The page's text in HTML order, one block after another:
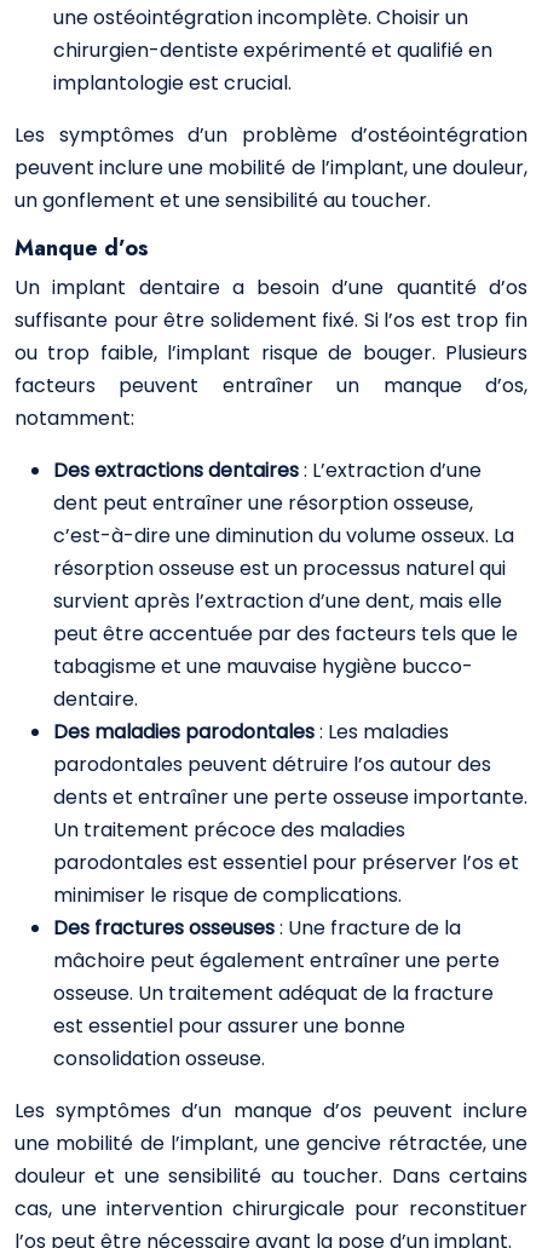
une ostéointégration incomplète. Choisir un
chirurgien-dentiste expérimenté et qualifié en
implantologie est crucial.
Les symptômes d’un problème d’ostéointégration
peuvent inclure une mobilité de l’implant, une douleur,
un gonflement et une sensibilité au toucher.
Manque d’os
Un implant dentaire a besoin d’une quantité d’os
suffisante pour être solidement fixé. Si l’os est trop fin
ou trop faible, l’implant risque de bouger. Plusieurs
facteurs peuvent entraîner un manque d’os,
notamment:
Des extractions dentaires: L’extraction d’une
dent peut entraîner une résorption osseuse,
c’est-à-dire une diminution du volume osseux. La
résorption osseuse est un processus naturel qui
survient après l’extraction d’une dent, mais elle
peut être accentuée par des facteurs tels que le
tabagisme et une mauvaise hygiène bucco-
dentaire.
Des maladies parodontales: Les maladies
parodontales peuvent détruire l’os autour des
dents et entraîner une perte osseuse importante.
Un traitement précoce des maladies
parodontales est essentiel pour préserver l’os et
minimiser le risque de complications.
Des fractures osseuses: Une fracture de la
mâchoire peut également entraîner une perte
osseuse. Un traitement adéquat de la fracture
est essentiel pour assurer une bonne
consolidation osseuse.
Les symptômes d’un manque d’os peuvent inclure
une mobilité de l’implant, une gencive rétractée, une
douleur et une sensibilité au toucher. Dans certains
cas, une intervention chirurgicale pour reconstituer
l’os peut être nécessaire avant la pose d’un implant.